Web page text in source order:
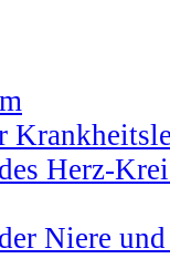
Herz-
Niere und